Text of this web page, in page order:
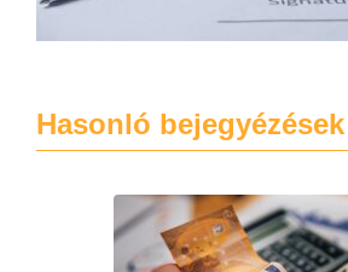
Hasonló bejegyézések